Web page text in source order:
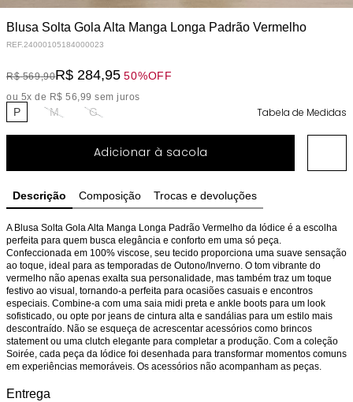
Blusa Solta Gola Alta Manga Longa Padrão Vermelho
REF.24000105184000023
R$ 569,90R$ 284,95 50%OFF
ou 5x de R$ 56,99 sem juros
P M G Tabela de Medidas
Adicionar à sacola
Descrição Composição Trocas e devoluções
A Blusa Solta Gola Alta Manga Longa Padrão Vermelho da Iódice é a escolha
perfeita para quem busca elegância e conforto em uma só peça.
Confeccionada em 100% viscose, seu tecido proporciona uma suave sensação
ao toque, ideal para as temporadas de Outono/Inverno. O tom vibrante do
vermelho não apenas exalta sua personalidade, mas também traz um toque
festivo ao visual, tornando-a perfeita para ocasiões casuais e encontros
especiais. Combine-a com uma saia midi preta e ankle boots para um look
sofisticado, ou opte por jeans de cintura alta e sandálias para um estilo mais
descontraído. Não se esqueça de acrescentar acessórios como brincos
statement ou uma clutch elegante para completar a produção. Com a coleção
Soirée, cada peça da Iódice foi desenhada para transformar momentos comuns
em experiências memoráveis. Os acessórios não acompanham as peças.
Entrega